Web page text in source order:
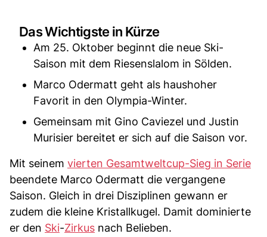
Das Wichtigste in Kürze
Am 25. Oktober beginnt die neue Ski-
Saison mit dem Riesenslalom in Sölden.
Marco Odermatt geht als haushoher
Favorit in den Olympia-Winter.
Gemeinsam mit Gino Caviezel und Justin
Murisier bereitet er sich auf die Saison vor.
Mit seinem vierten Gesamtweltcup-Sieg in Serie
beendete Marco Odermatt die vergangene
Saison. Gleich in drei Disziplinen gewann er
zudem die kleine Kristallkugel. Damit dominierte
er den Ski-Zirkus nach Belieben.